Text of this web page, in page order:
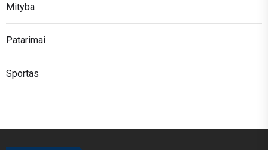
Mityba
Patarimai
Sportas